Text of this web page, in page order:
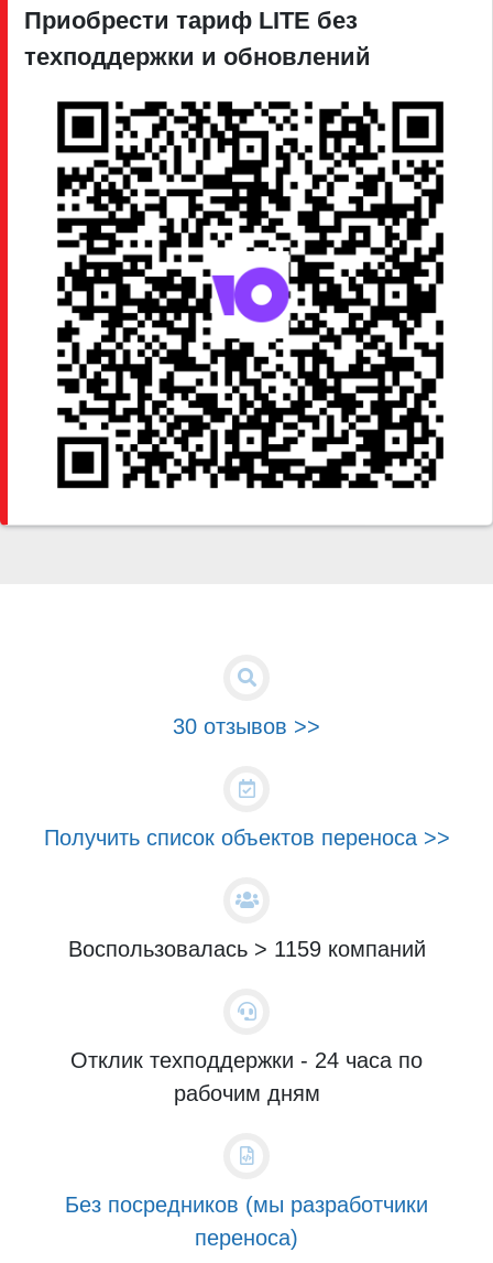
Приобрести тариф LITE без
техподдержки и обновлений
30 отзывов >>
Получить список объектов переноса >>
Воспользовалась > 1159 компаний
Отклик техподдержки - 24 часа по
рабочим дням
Без посредников (мы разработчики
переноса)